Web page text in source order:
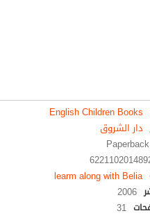
English Children Books
دار الشروق
Paperback
learm along with Belia
2006
31